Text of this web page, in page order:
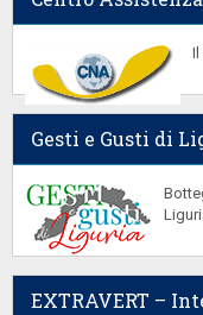
Il
Gesti e Gusti di
EXTRAVERT –